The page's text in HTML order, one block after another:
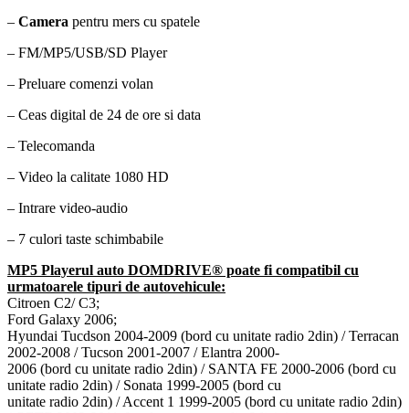
– Camera pentru mers cu spatele
– FM/MP5/USB/SD Player
– Preluare comenzi volan
– Ceas digital de 24 de ore si data
– Telecomanda
– Video la calitate 1080 HD
– Intrare video-audio
– 7 culori taste schimbabile
MP5 Playerul auto DOMDRIVE® poate fi compatibil cu
urmatoarele tipuri de autovehicule:
Citroen C2/ C3;
Ford Galaxy 2006;
Hyundai Tucdson 2004-2009 (bord cu unitate radio 2din) / Terracan
2002-2008 / Tucson 2001-2007 / Elantra 2000-
2006 (bord cu unitate radio 2din) / SANTA FE 2000-2006 (bord cu
unitate radio 2din) / Sonata 1999-2005 (bord cu
unitate radio 2din) / Accent 1 1999-2005 (bord cu unitate radio 2din)